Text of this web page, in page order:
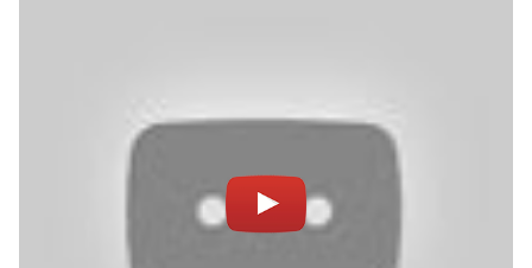
Hai bisogno di aiuto?